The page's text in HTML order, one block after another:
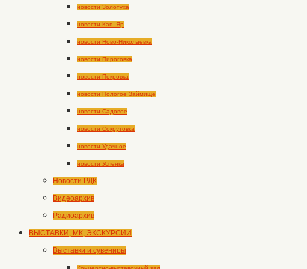
новости Золотуха
новости Кап. Яр
новости Ново-Николаевка
новости Пироговка
новости Покровка
новости Пологое Займище
новости Садовое
новости Сокрутовка
новости Удачное
новости Успенка
Новости РДК
Видеоархив
Радиоархив
ВЫСТАВКИ, МК, ЭКСКУРСИИ
Выставки и сувениры